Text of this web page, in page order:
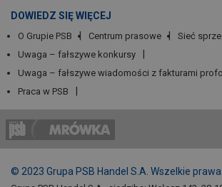
DOWIEDZ SIĘ WIĘCEJ
O Grupie PSB Centrum prasowe Sieć
Uwaga – fałszywe konkursy
Uwaga – fałszywe wiadomości z fakturami
Praca w PSB
© 2023 Grupa PSB Handel S.A. Wszelkie